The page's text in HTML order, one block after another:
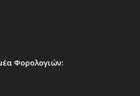
Φορολογιών: